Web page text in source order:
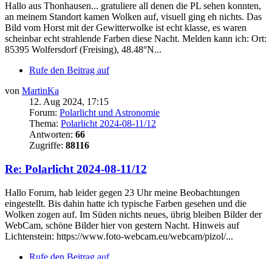
Hallo aus Thonhausen... gratuliere all denen die PL sehen konnten,
an meinem Standort kamen Wolken auf, visuell ging eh nichts. Das
Bild vom Horst mit der Gewitterwolke ist echt klasse, es waren
scheinbar echt strahlende Farben diese Nacht. Melden kann ich: Ort:
85395 Wolfersdorf (Freising), 48.48°N...
Rufe den Beitrag auf
von MartinKa
12. Aug 2024, 17:15
Forum: Polarlicht und Astronomie
Thema: Polarlicht 2024-08-11/12
Antworten: 66
Zugriffe: 88116
Re: Polarlicht 2024-08-11/12
Hallo Forum, hab leider gegen 23 Uhr meine Beobachtungen
eingestellt. Bis dahin hatte ich typische Farben gesehen und die
Wolken zogen auf. Im Süden nichts neues, übrig bleiben Bilder der
WebCam, schöne Bilder hier von gestern Nacht. Hinweis auf
Lichtenstein: https://www.foto-webcam.eu/webcam/pizol/...
Rufe den Beitrag auf